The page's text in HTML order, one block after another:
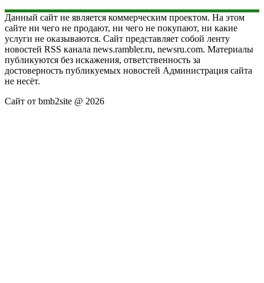
Данный сайт не является коммерческим проектом. На этом
сайте ни чего не продают, ни чего не покупают, ни какие
услуги не оказываются. Сайт представляет собой ленту
новостей RSS канала news.rambler.ru, newsru.com. Материалы
публикуются без искажения, ответственность за
достоверность публикуемых новостей Администрация сайта
не несёт.
Сайт от bmb2site @ 2026